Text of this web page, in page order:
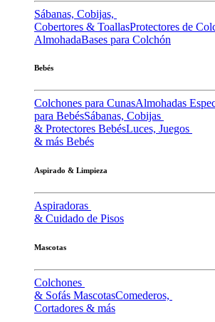
Sábanas, Cobijas,
Cobertores & ToallasProtectores de
AlmohadaBases para Colchón
Bebés
Colchones para CunasAlmohadas
para BebésSábanas, Cobijas
& Protectores BebésLuces, Juegos
& más Bebés
Aspirado & Limpieza
Aspiradoras
& Cuidado de Pisos
Mascotas
Colchones
& Sofás MascotasComederos,
Cortadores & más